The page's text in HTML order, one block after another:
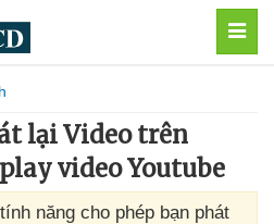
lại Video trên
video Youtube
năng cho phép bạn phát